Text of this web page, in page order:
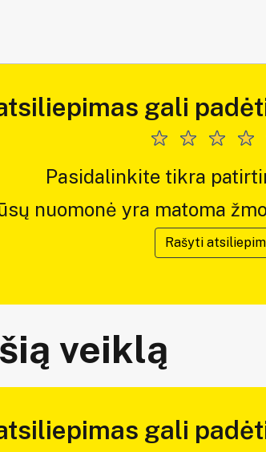
gali
Pasidalinkite tikra
nuomonė yra matoma
Rašyti
veiklą
gali